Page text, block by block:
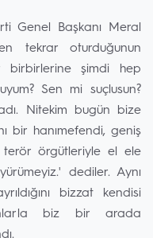
Genel Başkanı Meral
tekrar oturduğunun
birbirlerine şimdi hep
Sen mi suçlusun?
Nitekim bugün bize
bir hanımefendi, geniş
terör örgütleriyle el ele
dediler. Aynı
bizzat kendisi
biz bir arada